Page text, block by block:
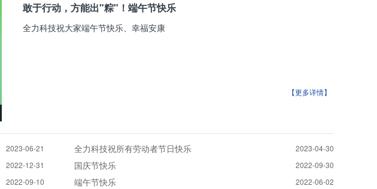
敢于行动，方能出"粽"！端午节快乐
全力科技祝大家端午节快乐、幸福安康
【更多详情】
2023-06-21 2023-04-30
全力科技祝所有劳动者节日快乐
2022-12-31 2022-09-30
国庆节快乐
2022-09-10 2022-06-02
端午节快乐